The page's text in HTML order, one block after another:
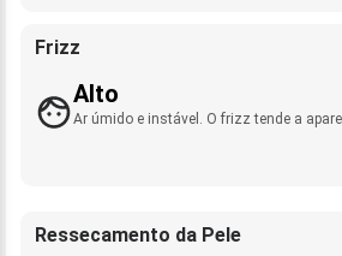
Frizz
Alto
Ar úmido e instável. O frizz tende a
Ressecamento da Pele